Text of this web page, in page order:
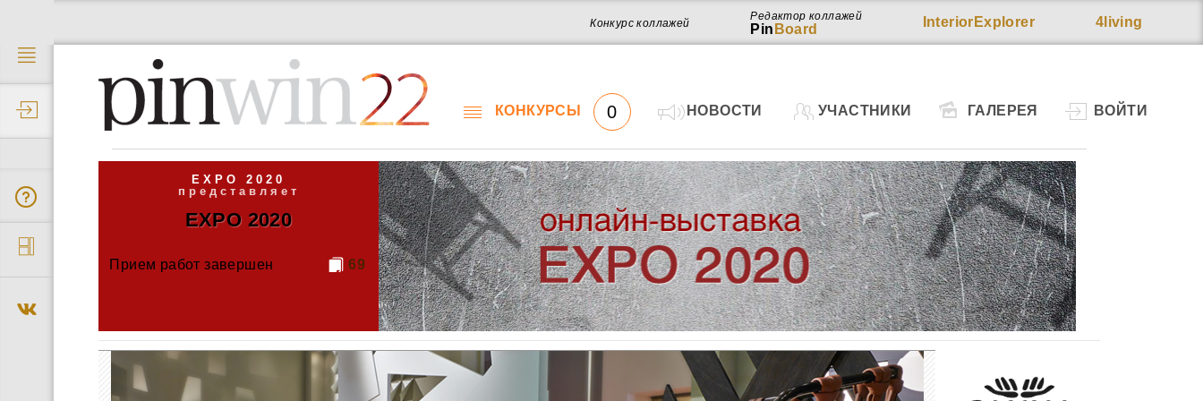
4living
InteriorExplorer
Редактор коллажей
Pin Board
Конкурс коллажей
22 КОНКУРСЫ 0 НОВОСТИ УЧАСТНИКИ ГАЛЕРЕЯ ВОЙТИ
EXPO 2020
представляет
EXPO 2020
Прием работ завершен 69
Работ